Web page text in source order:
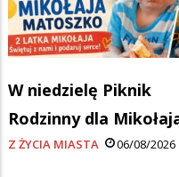
W niedzielę Piknik
Rodzinny dla
Z ŻYCIA MIASTA 06/08/2026